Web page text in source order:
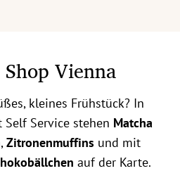
Vienna
kleines Frühstück? In
Self Service stehen Matcha
,Zitronenmuffins und mit
auf der Karte.